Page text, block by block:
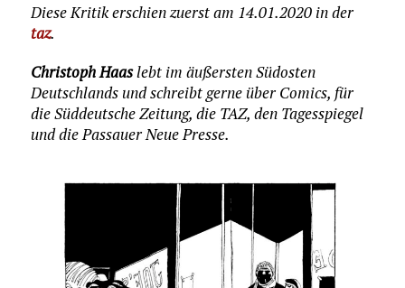
Diese Kritik erschien zuerst am 14.01.2020 in der
taz.
Christoph Haaslebt im äußersten Südosten
Deutschlands und schreibt gerne über Comics, für
die Süddeutsche Zeitung, die TAZ, den Tagesspiegel
und die Passauer Neue Presse.